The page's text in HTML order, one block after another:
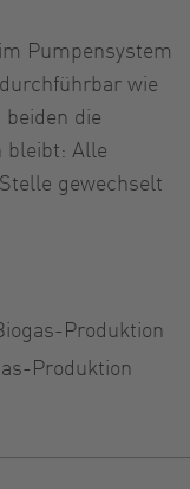
Pumpensystem
wie
die
bleibt: Alle
gewechselt
Produktion
Produktion